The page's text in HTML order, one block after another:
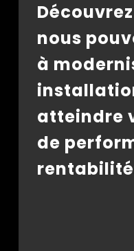
nous
à
atteindre
de